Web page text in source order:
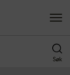
Søk